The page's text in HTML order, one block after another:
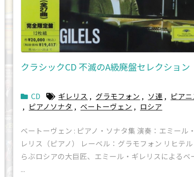
クラシックCD 不滅のA級廃盤セレクション
CD ギレリス , グラモフォン , ソ連 , ピアニ
, ピアノソナタ , ベートーヴェン , ロシア
ベートーヴェン : ピアノ・ソナタ集 演奏：エミール
レリス（ピアノ） レーベル：グラモフォン リヒテ
らぶロシアの大巨匠、エミール・ギレリスによるベ
...